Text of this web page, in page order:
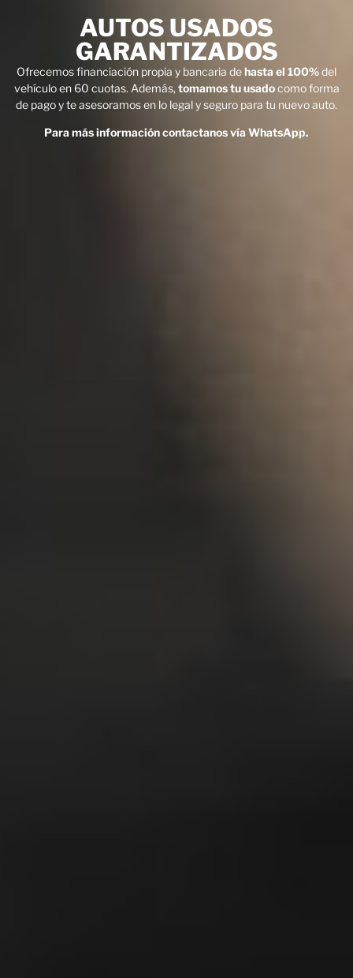
AUTOS USADOS
GARANTIZADOS
Ofrecemos financiación propia y bancaria dehasta el 100%del
vehículo en 60 cuotas. Además, tomamos tu usadocomo forma
de pago y te asesoramos en lo legal y seguro para tu nuevo auto.
Para más información contactanos vía WhatsApp.